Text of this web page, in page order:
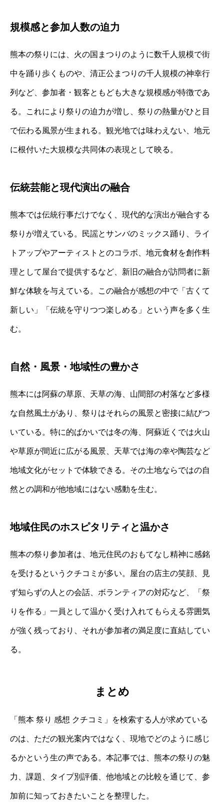
規模感と参加人数の迫力
熊本の祭りには、火の国まつりのように数千人規模で街
中を踊り歩くものや、清正公まつりの千人規模の神幸行
列など、参加者・観客ともども大きな規模感が特徴であ
る。これにより祭りの迫力が増し、祭りの熱量がひと目
で伝わる風景が生まれる。観光地では味わえない、地元
に根付いた大規模な共同体の表現として映る。
伝統芸能と現代演出の融合
熊本では伝統行事だけでなく、現代的な演出が融合する
祭りが増えている。民謡とサンバのミックス踊り、ライ
トアップやアーティストとのコラボ、地元食材を創作料
理として屋台で提供するなど、新旧の融合が訪問者に新
鮮な体験を与えている。この融合が感想の中で「古くて
新しい」「伝統を守りつつ楽しめる」という声を多く生
む。
自然・風景・地域性の豊かさ
熊本には阿蘇の草原、天草の海、山間部の村落など多様
な自然風土があり、祭りはそれらの風景と密接に結びつ
いている。特に的ばかいでは冬の海、阿蘇近くでは火山
や草原が間近に広がる風景、天草では海の幸や陶芸など
地域文化がセットで体験できる。その土地ならではの自
然との調和が他地域にはない感動を生む。
地域住民のホスピタリティと温かさ
熊本の祭り参加者は、地元住民のおもてなし精神に感銘
を受けるというクチコミが多い。屋台の店主の笑顔、見
ず知らずの人との会話、ボランティアの対応など、「祭
りを作る」一員として温かく受け入れてもらえる雰囲気
が強く残っており、それが参加者の満足度に直結してい
る。
まとめ
「熊本 祭り 感想 クチコミ」を検索する人が求めている
のは、ただの観光案内ではなく、現地でどのように感じ
るかという生の声である。本記事では、熊本の祭りの魅
力、課題、タイプ別評価、他地域との比較を通じて、参
加前に知っておきたいことを整理した。